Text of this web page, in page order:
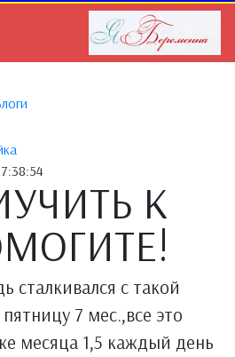
К
сталкивался с такой
7 мес.,все это
месяца 1,5 каждый день